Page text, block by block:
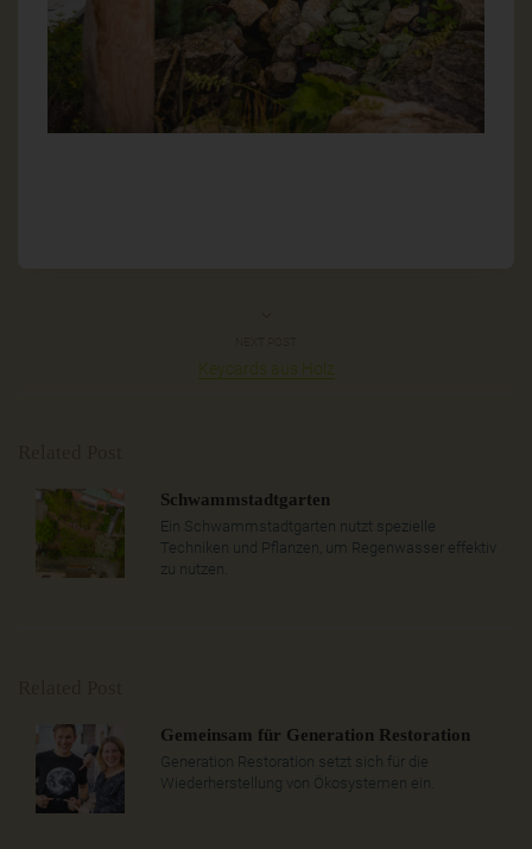
Keycards aus Holz
Schwammstadtgarten
Ein Schwammstadtgarten nutzt spezielle
Techniken und Pflanzen, um Regenwasser effektiv
zu nutzen.
Gemeinsam für Generation Restoration
Generation Restoration setzt sich für die
Wiederherstellung von Ökosystemen ein.